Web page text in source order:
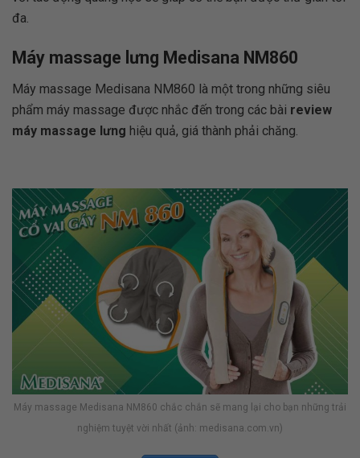
đa.
Máy massage lưng Medisana NM860
Máy massage Medisana NM860 là một trong những siêu
phẩm máy massage được nhắc đến trong các bài review
máy massage lưng hiệu quả, giá thành phải chăng.
Máy massage Medisana NM860 chắc chắn sẽ mang lại cho bạn những trải
nghiệm tuyệt vời nhất (ảnh: medisana.com.vn)